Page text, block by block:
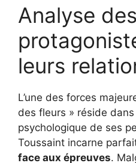
Analyse des
leurs
L’une des forces
des fleurs » réside
psychologique de ses
Toussaint incarne
face aux épreuves.